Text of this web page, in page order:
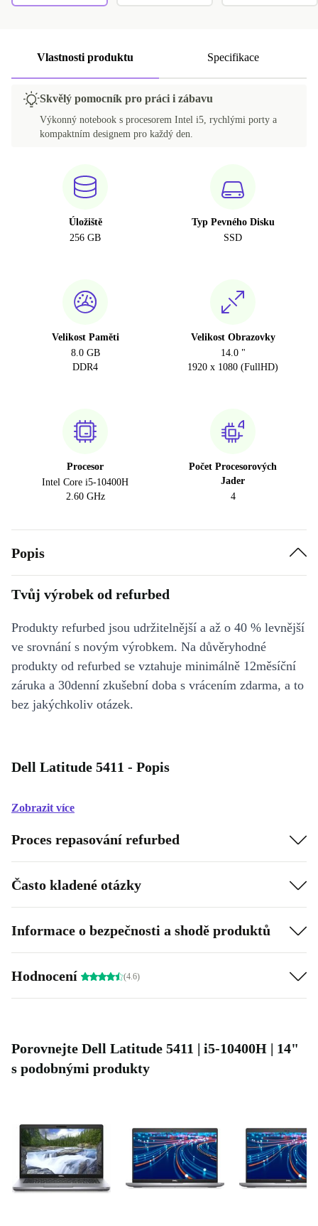
Vlastnosti produktu Specifikace
Skvělý pomocník pro práci i zábavu
Výkonný notebook s procesorem Intel i5, rychlými porty a
kompaktním designem pro každý den.
Úložiště
256 GB
Typ Pevného Disku
SSD
Velikost Paměti
8.0 GB
DDR4
Velikost Obrazovky
14.0 "
1920 x 1080 (FullHD)
Procesor
Intel Core i5-10400H
2.60 GHz
Počet Procesorových
Jader
4
Popis
Tvůj výrobek od refurbed
Produkty refurbed jsou udržitelnější a až o 40 % levnější
ve srovnání s novým výrobkem. Na důvěryhodné
produkty od refurbed se vztahuje minimálně 12měsíční
záruka a 30denní zkušební doba s vrácením zdarma, a to
bez jakýchkoliv otázek.
Dell Latitude 5411 - Popis
Zobrazit více
Proces repasování refurbed
Často kladené otázky
Informace o bezpečnosti a shodě produktů
Hodnocení (4.6)
Porovnejte Dell Latitude 5411 | i5-10400H | 14"
s podobnými produkty